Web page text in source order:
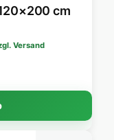
cm
war: 89,90 €
ist: 75,90 €.
Versand